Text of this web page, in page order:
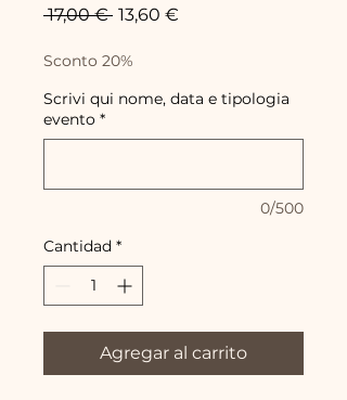
17,00 € Precio
13,60 €
Sconto 20%
Scrivi qui nome, data e tipologia
evento *
0/500
Cantidad *
Agregar al carrito